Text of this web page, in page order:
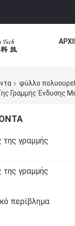
φύλλο
Γραμμής Ένδυσης
της γραμμής
της γραμμής
περίβλημα